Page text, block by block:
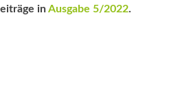
inAusgabe 5/2022.